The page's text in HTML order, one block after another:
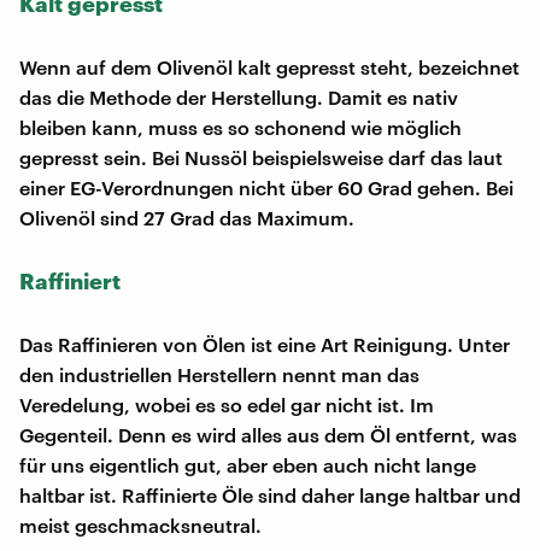
Wenn auf dem Olivenöl kalt gepresst steht, bezeichnet
das die Methode der Herstellung. Damit es nativ
bleiben kann, muss es so schonend wie möglich
gepresst sein. Bei Nussöl beispielsweise darf das laut
einer EG-Verordnungen nicht über 60 Grad gehen. Bei
Olivenöl sind 27 Grad das Maximum.
Raffiniert
Das Raffinieren von Ölen ist eine Art Reinigung. Unter
den industriellen Herstellern nennt man das
Veredelung, wobei es so edel gar nicht ist. Im
Gegenteil. Denn es wird alles aus dem Öl entfernt, was
für uns eigentlich gut, aber eben auch nicht lange
haltbar ist. Raffinierte Öle sind daher lange haltbar und
meist geschmacksneutral.